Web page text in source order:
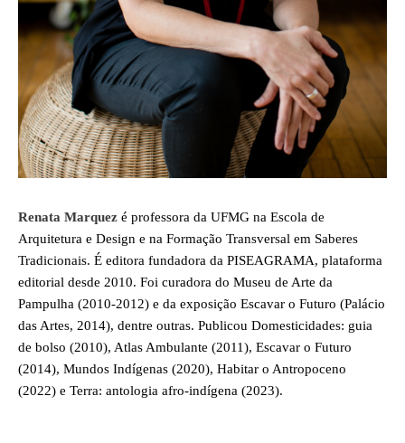
Renata Marquez é professora da UFMG na Escola de
Arquitetura e Design e na Formação Transversal em Saberes
Tradicionais. É editora fundadora da PISEAGRAMA, plataforma
editorial desde 2010. Foi curadora do Museu de Arte da
Pampulha (2010-2012) e da exposição Escavar o Futuro (Palácio
das Artes, 2014), dentre outras. Publicou Domesticidades: guia
de bolso (2010), Atlas Ambulante (2011), Escavar o Futuro
(2014), Mundos Indígenas (2020), Habitar o Antropoceno
(2022) e Terra: antologia afro-indígena (2023).